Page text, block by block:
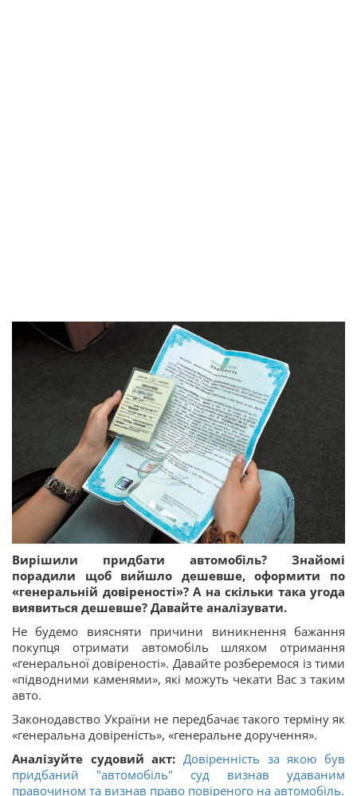
Вирішили придбати автомобіль? Знайомі
порадили щоб вийшло дешевше, оформити по
«генеральній довіреності»? А на скільки така угода
виявиться дешевше? Давайте аналізувати.
Не будемо виясняти причини виникнення бажання
покупця отримати автомобіль шляхом отримання
«генеральної довіреності». Давайте розберемося із тими
«підводними каменями», які можуть чекати Вас з таким
авто.
Законодавство України не передбачає такого терміну як
«генеральна довіреність», «генеральне доручення».
Аналізуйте судовий акт: Довіренність за якою був
придбаний "автомобіль" суд визнав удаваним
правочином та визнав право повіреного на автомобіль.